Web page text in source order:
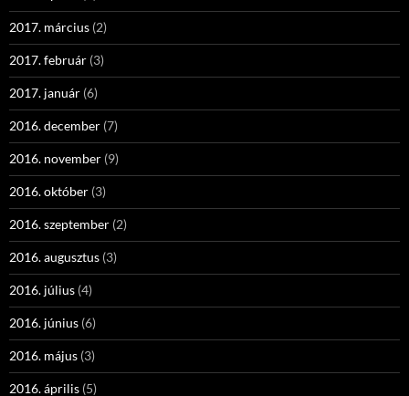
2017. március (2)
2017. február (3)
2017. január (6)
2016. december (7)
2016. november (9)
2016. október (3)
2016. szeptember (2)
2016. augusztus (3)
2016. július (4)
2016. június (6)
2016. május (3)
2016. április (5)